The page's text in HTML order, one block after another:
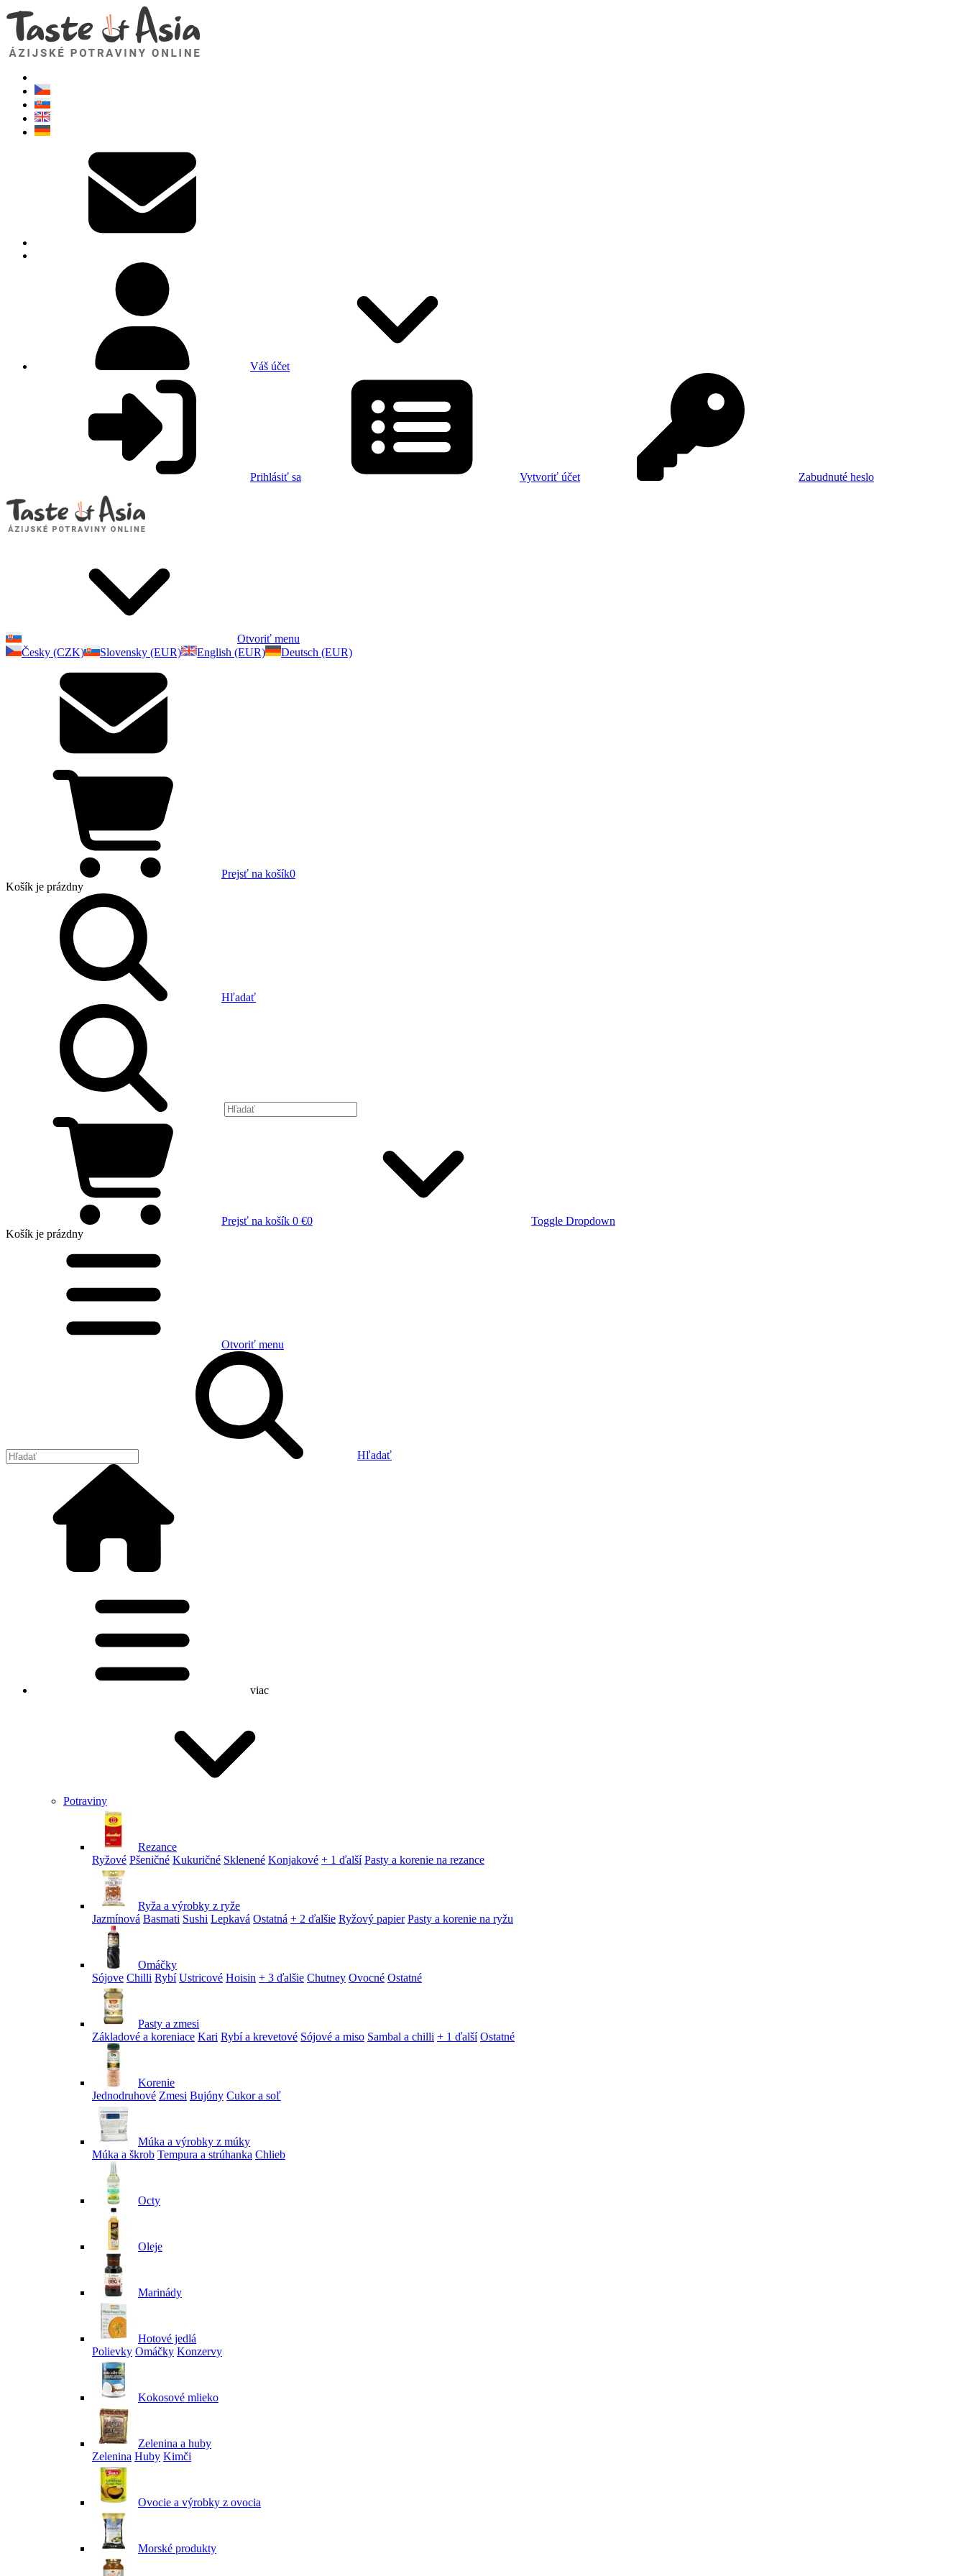
Váš účet
Prihlásiť sa Vytvoriť účet Zabudnuté heslo
Otvoriť menu
Česky (CZK)
Slovensky (EUR) English (EUR) Deutsch (EUR)
Prejsť na košík0
Košík je prázdny
Hľadať
Prejsť na košík 0 €0
Toggle Dropdown
Košík je prázdny
Otvoriť menu
Hľadať
viac
Potraviny
Rezance
Ryžové Pšeničné Kukuričné Sklenené Konjakové + 1 ďalší Pasty a korenie na rezance
Ryža a výrobky z ryže
Jazmínová Basmati Sushi Lepkavá Ostatná + 2 ďalšie Ryžový papier Pasty a korenie na ryžu
Omáčky
Sójove Chilli Rybí Ustricové Hoisin + 3 ďalšie Chutney Ovocné Ostatné
Pasty a zmesi
Základové a koreniace Kari Rybí a krevetové Sójové a miso Sambal a chilli + 1 ďalší Ostatné
Korenie
Jednodruhové Zmesi Bujóny Cukor a soľ
Múka a výrobky z múky
Múka a škrob Tempura a strúhanka Chlieb
Octy
Oleje
Marinády
Hotové jedlá
Polievky Omáčky Konzervy
Kokosové mlieko
Zelenina a huby
Zelenina Huby Kimči
Ovocie a výrobky z ovocia
Morské produkty